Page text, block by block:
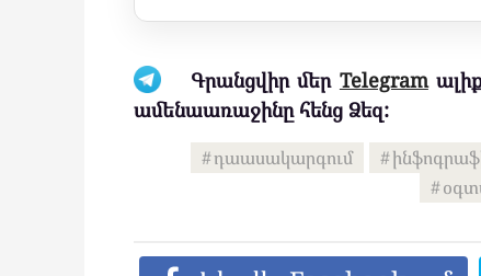
Գրանցվիր մեր Telegram
ամենաառաջինը հենց Ձեզ:
դաասակարգում